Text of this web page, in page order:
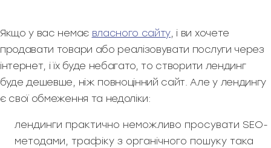
Якщо у вас немає власного сайту, і ви хочете
продавати товари або реалізовувати послуги через
інтернет, і їх буде небагато, то створити лендинг
буде дешевше, ніж повноцінний сайт. Але у лендингу
є свої обмеження та недоліки:
лендинги практично неможливо просувати SEO-
методами, трафіку з органічного пошуку така